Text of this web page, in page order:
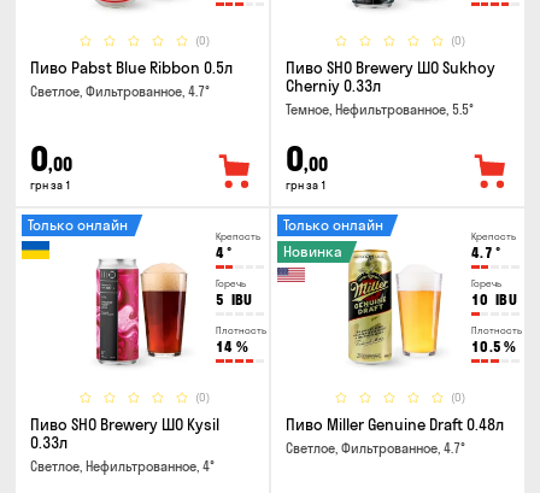
(0)
Пиво Pabst Blue Ribbon 0.5л
Светлое, Фильтрованное, 4.7°
0,00
грн за 1
(0)
Пиво SHO Brewery ШО Sukhoy
Cherniy 0.33л
Темное, Нефильтрованное, 5.5°
0,00
грн за 1
Крепость
4°
Горечь
5 IBU
Плотность
14 %
(0)
Только онлайн
Пиво SHO Brewery ШО Kysil
0.33л
Светлое, Нефильтрованное, 4°
Крепость
4.7 °
Горечь
10 IBU
Плотность
10.5 %
(0)
Только онлайн
Новинка
Пиво Miller Genuine Draft 0.48л
Светлое, Фильтрованное, 4.7°